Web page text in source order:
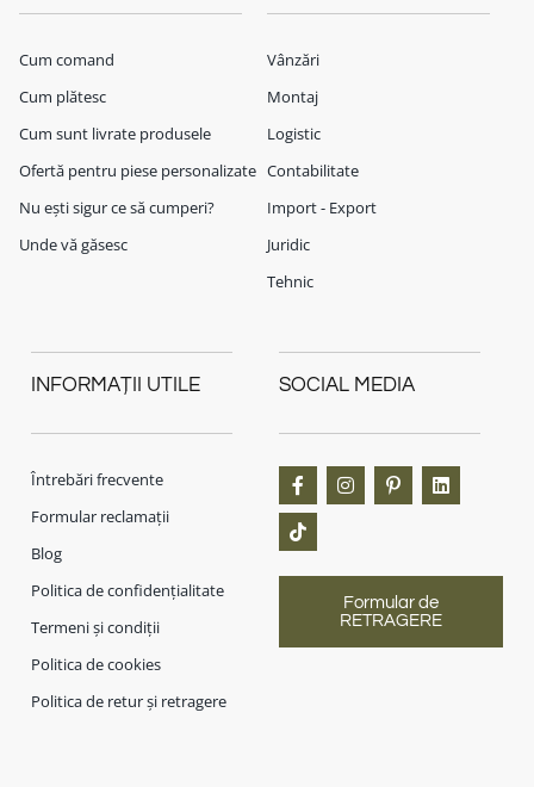
Cum comand
Cum plătesc
Cum sunt livrate produsele
Ofertă pentru piese personalizate
Nu ești sigur ce să cumperi?
Unde vă găsesc
Vânzări
Montaj
Logistic
Contabilitate
Import - Export
Juridic
Tehnic
INFORMAȚII UTILE
Întrebări frecvente
Formular reclamații
Blog
Politica de confidențialitate
Termeni și condiții
Politica de cookies
Politica de retur și retragere
SOCIAL MEDIA
Formular de
RETRAGERE